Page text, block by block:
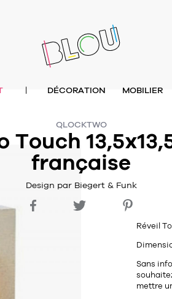
| DÉCORATION MOBILIER
QLOCKTWO
Touch
française
Design par Biegert & Funk
Réveil
Sans
mettre